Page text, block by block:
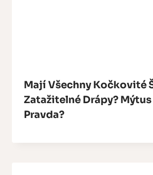
Mají Všechny Kočkovité
Zatažitelné Drápy?
Pravda?